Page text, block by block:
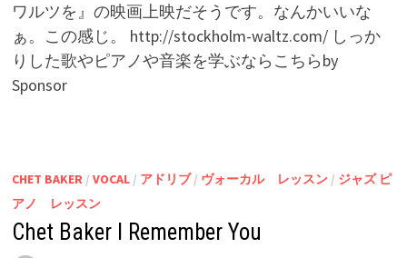
ワルツを』の映画上映だそうです。なんかいいな
ぁ。この感じ。 http://stockholm-waltz.com/ しっか
りした歌やピアノや音楽を学ぶならこちらby
Sponsor
CHET BAKER/ VOCAL/ アドリブ/ ヴォーカル レッスン/ ジャズ ピ
アノ レッスン
Chet Baker I Remember You